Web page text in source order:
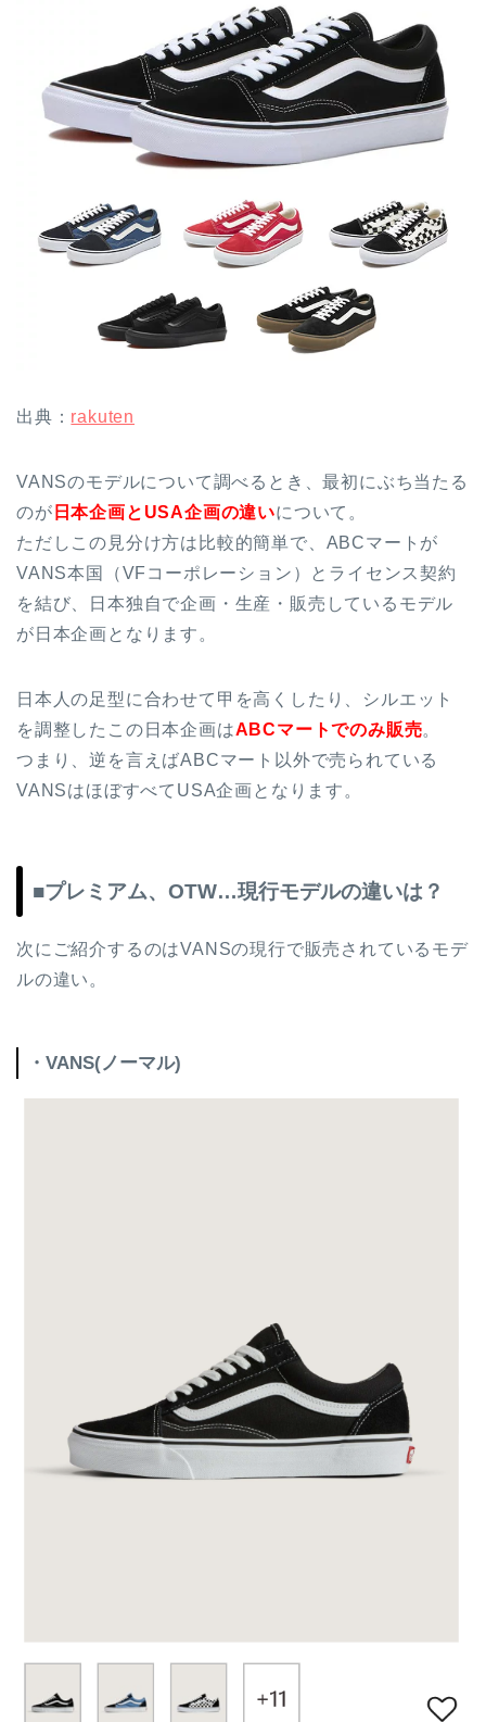
出典： rakuten
VANSのモデルについて調べるとき、最初にぶち当たる
のが 日本企画とUSA企画の違いについて。
ただしこの見分け方は比較的簡単で、ABCマートが
VANS本国（VFコーポレーション）とライセンス契約
を結び、日本独自で企画・生産・販売しているモデル
が日本企画となります。
日本人の足型に合わせて甲を高くしたり、シルエット
を調整したこの日本企画はABCマートでのみ販売。
つまり、逆を言えばABCマート以外で売られている
VANSはほぼすべてUSA企画となります。
■プレミアム、OTW…現行モデルの違いは？
次にご紹介するのはVANSの現行で販売されているモデ
ルの違い。
・VANS(ノーマル)